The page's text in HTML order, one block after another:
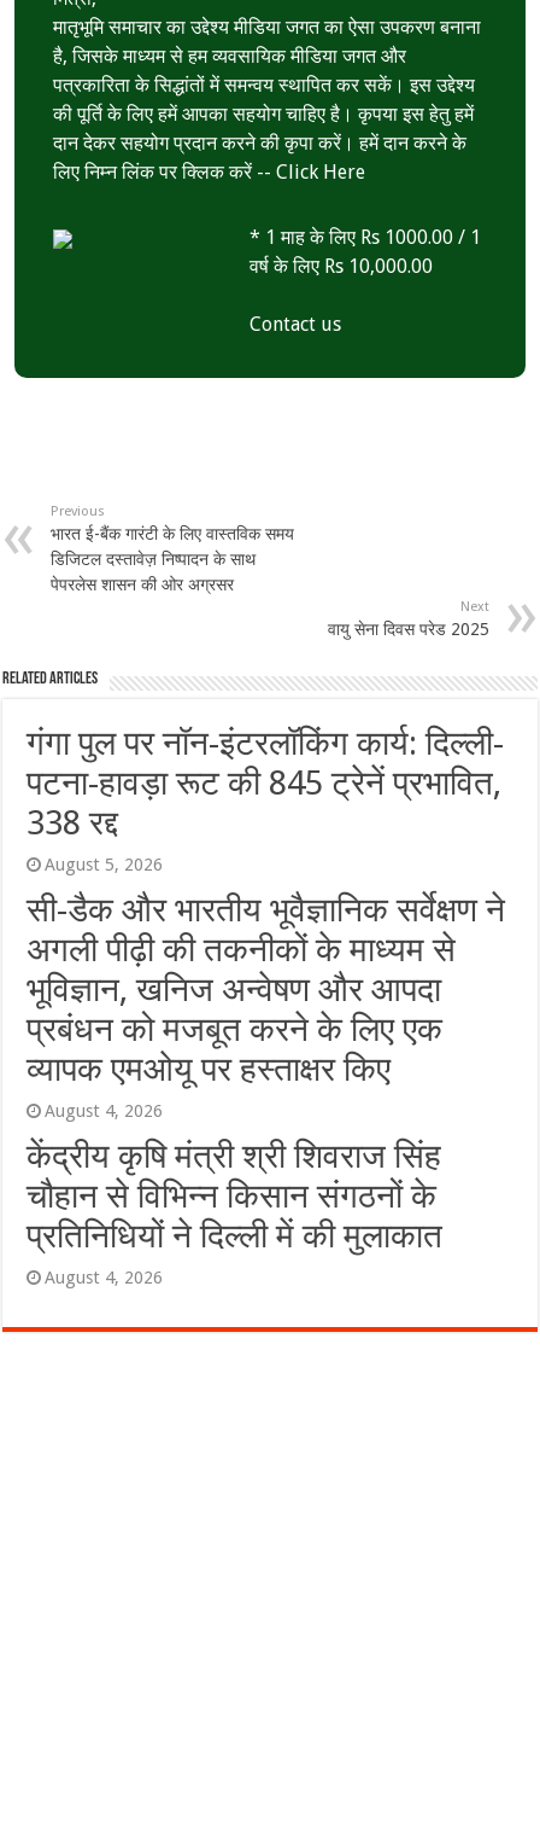
मातृभूमि समाचार का उद्देश्य मीडिया जगत का ऐसा उपकरण बनाना
है, जिसके माध्यम से हम व्यवसायिक मीडिया जगत और
पत्रकारिता के सिद्धांतों में समन्वय स्थापित कर सकें। इस उद्देश्य
की पूर्ति के लिए हमें आपका सहयोग चाहिए है। कृपया इस हेतु हमें
दान देकर सहयोग प्रदान करने की कृपा करें। हमें दान करने के
लिए निम्न लिंक पर क्लिक करें --Click Here
* 1 माह के लिए Rs 1000.00 / 1
वर्ष के लिए Rs 10,000.00
Contact us
Previous
भारत ई-बैंक गारंटी के लिए वास्तविक समय
डिजिटल दस्तावेज़ निष्पादन के साथ
पेपरलेस शासन की ओर अग्रसर
Next
वायु सेना दिवस परेड 2025
Related Articles
गंगा पुल पर नॉन-इंटरलॉकिंग कार्य: दिल्ली-
पटना-हावड़ा रूट की 845 ट्रेनें प्रभावित,
338 रद्द
August 5, 2026
सी-डैक और भारतीय भूवैज्ञानिक सर्वेक्षण ने
अगली पीढ़ी की तकनीकों के माध्यम से
भूविज्ञान, खनिज अन्वेषण और आपदा
प्रबंधन को मजबूत करने के लिए एक
व्यापक एमओयू पर हस्ताक्षर किए
August 4, 2026
केंद्रीय कृषि मंत्री श्री शिवराज सिंह
चौहान से विभिन्न किसान संगठनों के
प्रतिनिधियों ने दिल्ली में की मुलाकात
August 4, 2026